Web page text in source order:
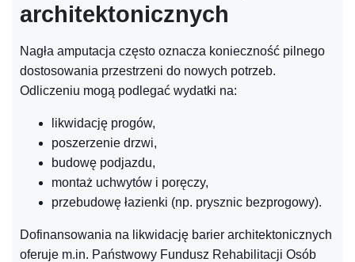
architektonicznych
Nagła amputacja często oznacza konieczność pilnego
dostosowania przestrzeni do nowych potrzeb.
Odliczeniu mogą podlegać wydatki na:
likwidację progów,
poszerzenie drzwi,
budowę podjazdu,
montaż uchwytów i poręczy,
przebudowę łazienki (np. prysznic bezprogowy).
Dofinansowania na likwidację barier architektonicznych
oferuje m.in. Państwowy Fundusz Rehabilitacji Osób